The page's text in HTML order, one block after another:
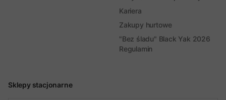
Sklepy stacjonarne
Kariera
Zakupy hurtowe
"Bez śladu" Black Yak 2026
Regulamin